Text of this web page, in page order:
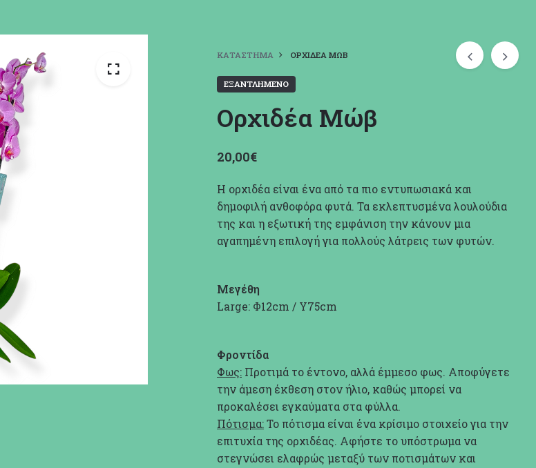
ΚΑΤΆΣΤΗΜΑ ΟΡΧΙΔΈΑ ΜΏΒ
ΕΞΑΝΤΛΗΜΈΝΟ
Ορχιδέα Μώβ
20,00€
Η ορχιδέα είναι ένα από τα πιο εντυπωσιακά και
δημοφιλή ανθοφόρα φυτά. Τα εκλεπτυσμένα λουλούδια
της και η εξωτική της εμφάνιση την κάνουν μια
αγαπημένη επιλογή για πολλούς λάτρεις των φυτών.
Μεγέθη
Large: Φ12cm / Υ75cm
Φροντίδα
Φως: Προτιμά το έντονο, αλλά έμμεσο φως. Αποφύγετε
την άμεση έκθεση στον ήλιο, καθώς μπορεί να
προκαλέσει εγκαύματα στα φύλλα.
Πότισμα: Το πότισμα είναι ένα κρίσιμο στοιχείο για την
επιτυχία της ορχιδέας. Αφήστε το υπόστρωμα να
στεγνώσει ελαφρώς μεταξύ των ποτισμάτων και